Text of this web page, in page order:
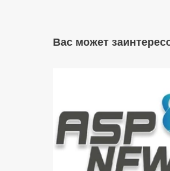
Вас может